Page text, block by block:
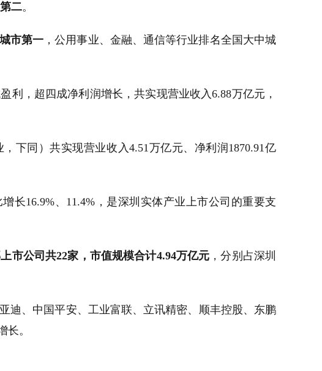
二。
市第一 ，公用事业、金融、通信等行业排名全国大中城
，超四成净利润增长，共实现营业收入6.88万亿元，
同）共实现营业收入4.51万亿元、净利润1870.91亿
16.9%、11.4%，是深圳实体产业上市公司的重要支
市公司共22家，市值规模合计4.94万亿元 ，分别占深圳
、中国平安、工业富联、立讯精密、顺丰控股、东鹏
。